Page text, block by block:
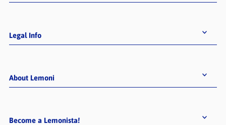
Legal Info
About Lemoni
Become a Lemonista!